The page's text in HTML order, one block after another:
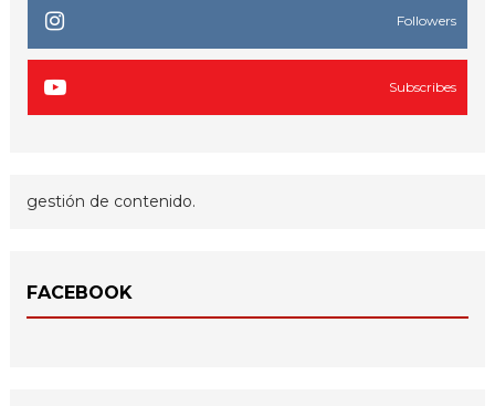
Followers
Subscribes
gestión de contenido.
FACEBOOK